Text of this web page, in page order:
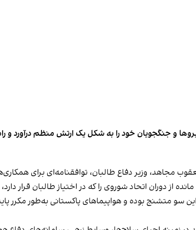
و جنگجویان خود را به شکل یک ارتش منظم درآورد و
وزیر دفاع طالبان، توافقنامه‌ای برای
دوران اتحاد شوروی را که در اختیاز طالبان قرار
سو متشنج بوده و هواپیماهای پاکستانی به‌طور مکرر